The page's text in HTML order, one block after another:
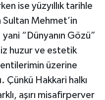
ise yüzyıllık tarihle
Sultan Mehmet’in
“Dünyanın Gözü”
huzur ve estetik
üzerine
Çünkü Hakkari halkı
aşırı misafirperver